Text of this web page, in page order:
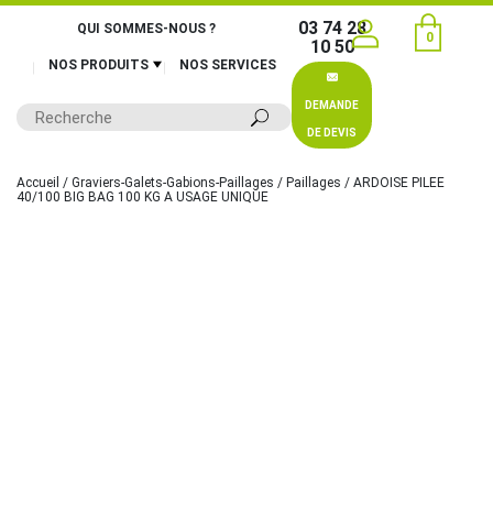
QUI SOMMES-NOUS ?
NOS PRODUITS NOS SERVICES
03 74 28
10 50
DEMANDE
DE DEVIS
0
Accueil / Graviers-Galets-Gabions-Paillages / Paillages / ARDOISE PILEE
40/100 BIG BAG 100 KG A USAGE UNIQUE